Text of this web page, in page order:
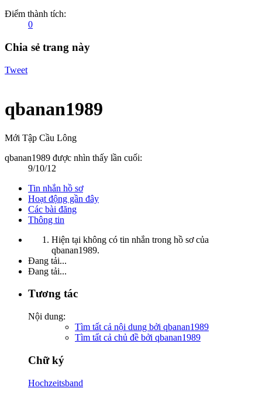
Điểm thành tích:
0
Chia sẻ trang này
Tweet
qbanan1989
Mới Tập Cầu Lông
qbanan1989 được nhìn thấy lần cuối:
9/10/12
Tin nhắn hồ sơ
Hoạt động gần đây
Các bài đăng
Thông tin
Hiện tại không có tin nhắn trong hồ sơ của
qbanan1989.
Đang tải...
Đang tải...
Tương tác
Nội dung:
Tìm tất cả nội dung bởi qbanan1989
Tìm tất cả chủ đề bởi qbanan1989
Chữ ký
Hochzeitsband